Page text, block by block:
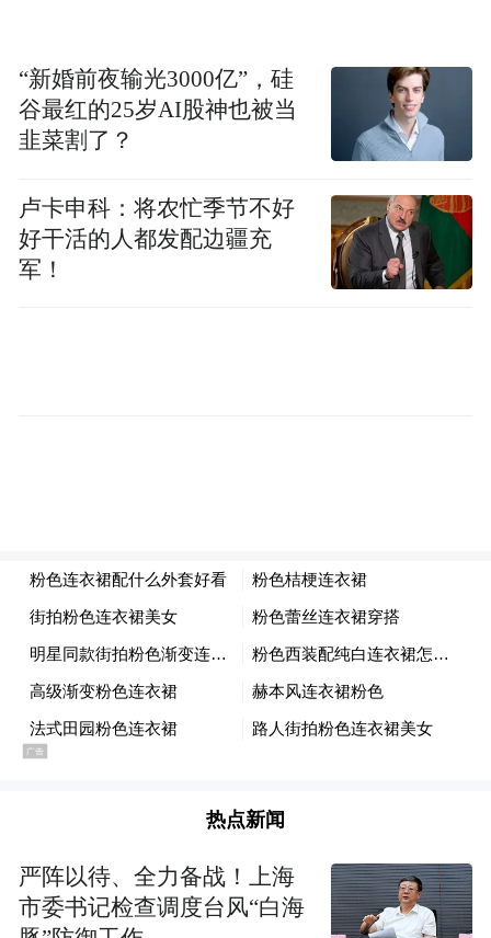
2021 年 4 月 25 日，生态环境部、工业和信
息化部、海关总署三部门联合发布《关于实
施重型柴油车国六排放标准有关事宜的公
全面实施重型柴油车国六排放标准，禁止生
产、销售不符合国六排放标准的重型柴油
车。相比于国五而言，国六要求柴油机氮氧
用尿素兑水”等现象能够得到极大改善，而不
达标、劣质的尿素液也会被市场所淘汰。近
两年，货运市场用车基本进行了批量更新，
符合国六排放法规的车辆正在逐步替换老旧
的国三、国四重卡，车用尿素的市场需求也
大幅度提高。数据显示，我国车用尿素消费
吨，预计远未来一段时间内国内车用尿素年
均需求量约为609-870万吨，相较于2021年的
销量可提升约113%-204%。
“新婚前夜输光3000亿”，硅
谷最红的25岁AI股神也被当
韭菜割了？
卢卡申科：将农忙季节不好
好干活的人都发配边疆充
军！
热点新闻
严阵以待、全力备战！上海
市委书记检查调度台风“白海